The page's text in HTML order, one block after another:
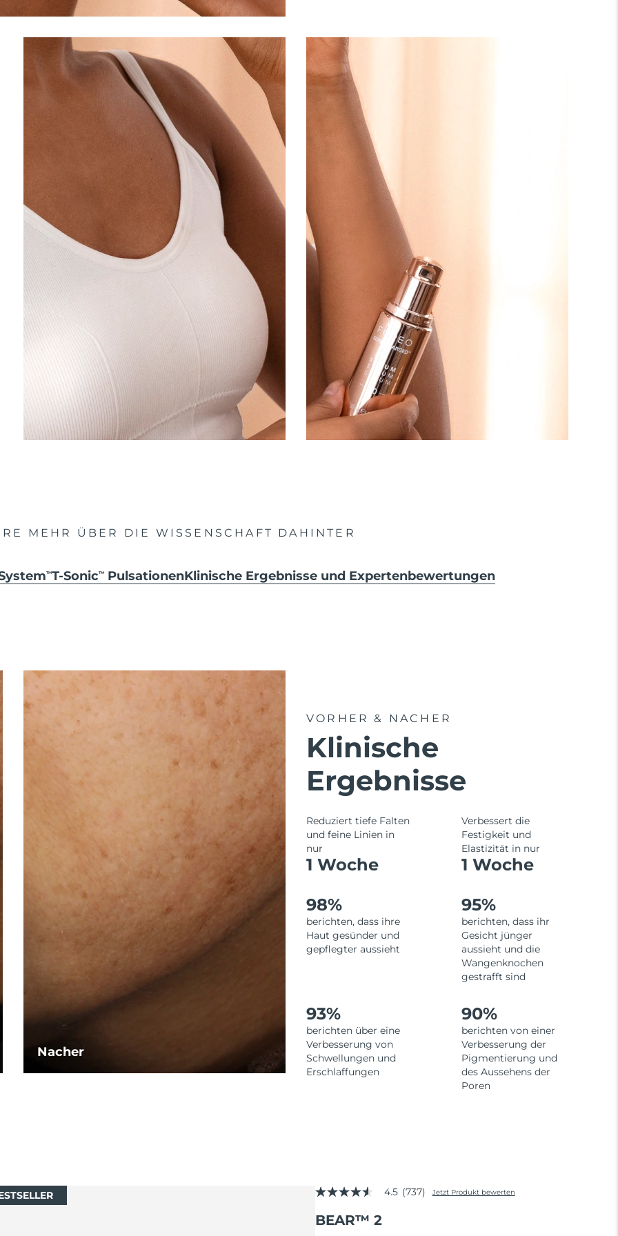
MEHR ÜBER DIE WISSENSCHAFT DAHINTER
TMT-SonicTMPulsationenKlinische Ergebnisse und Expertenbewertungen
Nacher
VORHER & NACHER
Klinische
Ergebnisse
Reduziert tiefe Falten
und feine Linien in
nur
1 Woche
Verbessert die
Festigkeit und
Elastizität in nur
1 Woche
98%
berichten, dass ihre
Haut gesünder und
gepflegter aussieht
95%
berichten, dass ihr
Gesicht jünger
aussieht und die
Wangenknochen
gestrafft sind
93%
berichten über eine
Verbesserung von
Schwellungen und
Erschlaffungen
90%
berichten von einer
Verbesserung der
Pigmentierung und
des Aussehens der
Poren
4.5
5
4.5 (737) Jetzt Produkt bewerten
BEAR™ 2